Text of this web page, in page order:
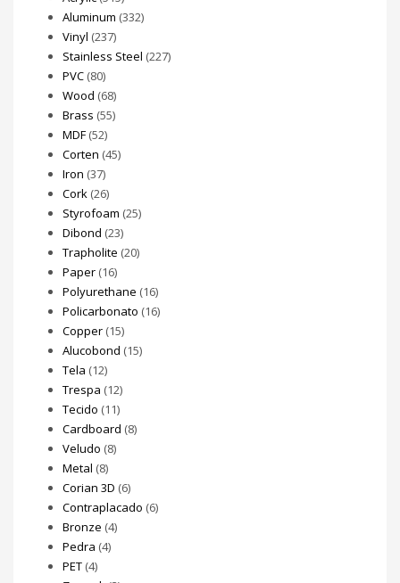
Aluminum (332)
Vinyl (237)
Stainless Steel (227)
PVC (80)
Wood (68)
Brass (55)
MDF (52)
Corten (45)
Iron (37)
Cork (26)
Styrofoam (25)
Dibond (23)
Trapholite (20)
Paper (16)
Polyurethane (16)
Policarbonato (16)
Copper (15)
Alucobond (15)
Tela (12)
Trespa (12)
Tecido (11)
Cardboard (8)
Veludo (8)
Metal (8)
Corian 3D (6)
Contraplacado (6)
Bronze (4)
Pedra (4)
PET (4)